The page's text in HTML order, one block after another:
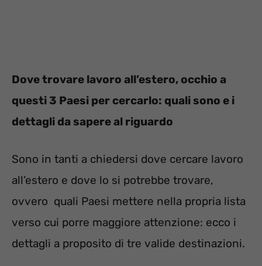
Dove trovare lavoro all’estero, occhio a
questi 3 Paesi per cercarlo: quali sono e i
dettagli da sapere al riguardo
Sono in tanti a chiedersi dove cercare lavoro
all’estero e dove lo si potrebbe trovare,
ovvero quali Paesi mettere nella propria lista
verso cui porre maggiore attenzione: ecco i
dettagli a proposito di tre valide destinazioni.